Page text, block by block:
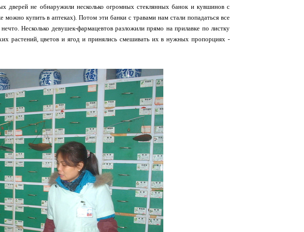
дверей не обнаружили несколько огромных стеклянных банок и кувшинов с
купить в аптеках). Потом эти банки с травами нам стали попадаться все
Несколько девушек-фармацевтов разложили прямо на прилавке по листку
растений, цветов и ягод и принялись смешивать их в нужных пропорциях -